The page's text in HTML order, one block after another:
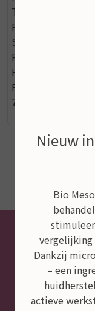
SODIUM
FERROCYANIDE,
77491.
Nieuw
Bio
Dankzij
– een
actieve